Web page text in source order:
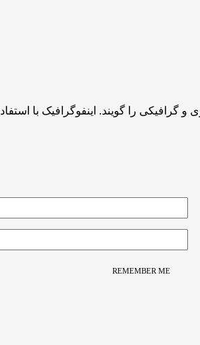
گرافیکی را گویند. اینفوگرافیک با
REMEMBER ME